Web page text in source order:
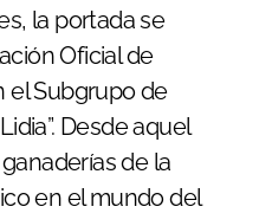
la portada se
Oficial de
el Subgrupo de
Desde aquel
de la
en el mundo del